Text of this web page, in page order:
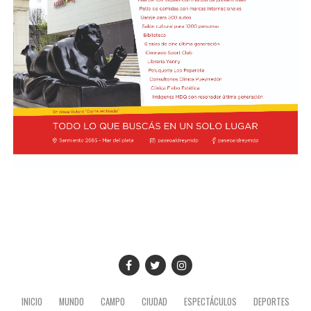
presidente de YPF, Horacio Marin. "Le quiero recordar a
la directora del FMI que ese petróleo que fue a ver es del
pueblo argentino, es nuestro petróleo, es argentino",
dijo y agregó: "Tendría que usarse para el desarrollo
nacional, para la industria nacional, para que lo puedan
comprar y adquirir a un precio posible de los costos
nacionales".
Además, el gobernador se refirió a la importancia del
yacimiento patagónico y recordó también que el
INICIO MUNDO CAMPO CIUDAD ESPECTÁCULOS DEPORTES